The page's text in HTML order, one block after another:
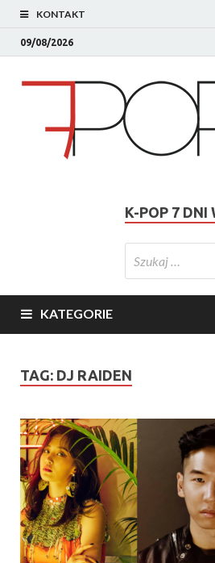
KONTAKT
09/08/2026
K-POP 7 DNI
KATEGORIE
TAG: DJ RAIDEN